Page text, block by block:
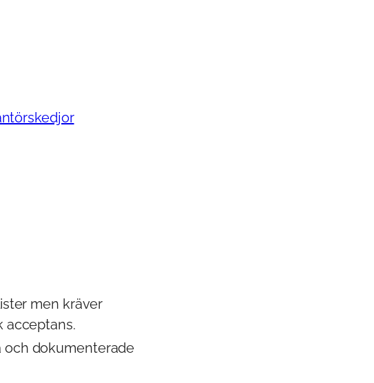
men kräver
acceptans.
och dokumenterade